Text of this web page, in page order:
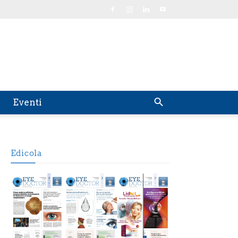
Eventi
Edicola